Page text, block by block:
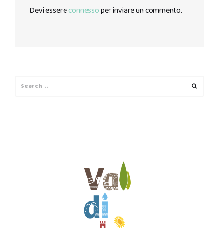
Devi essereconnessoper inviare un commento.